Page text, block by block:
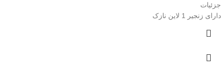
جزئیات
دارای زنجیر 1 لاین نازک